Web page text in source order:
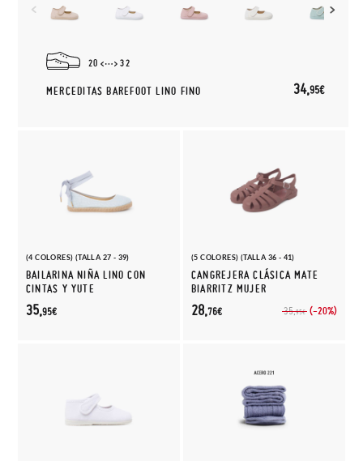
20 32
MERCEDITAS BAREFOOT LINO FINO 34,95€
(4 COLORES) (TALLA 27 - 39)
BAILARINA NIÑA LINO CON
CINTAS Y YUTE
35,95€
(5 COLORES) (TALLA 36 - 41)
CANGREJERA CLÁSICA MATE
BIARRITZ MUJER
35,95€ (-20%)
28,76€